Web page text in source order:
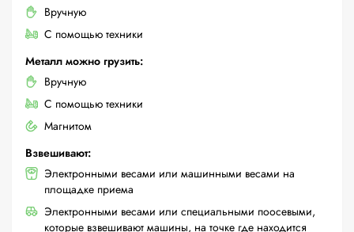
Вручную
С помощью техники
Металл можно грузить:
Вручную
С помощью техники
Магнитом
Взвешивают:
Электронными весами или машинными весами на
площадке приема
Электронными весами или специальными поосевыми,
которые взвешивают машины, на точке где находится